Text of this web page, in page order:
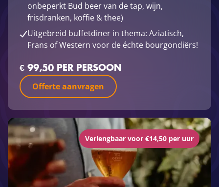
onbeperkt Bud beer van de tap, wijn,
frisdranken, koffie & thee)
Uitgebreid buffetdiner in thema: Aziatisch,
Frans of Western voor de échte bourgondiërs!
€ 99,50 PER PERSOON
Offerte aanvragen
Verlengbaar voor €14,50 per uur